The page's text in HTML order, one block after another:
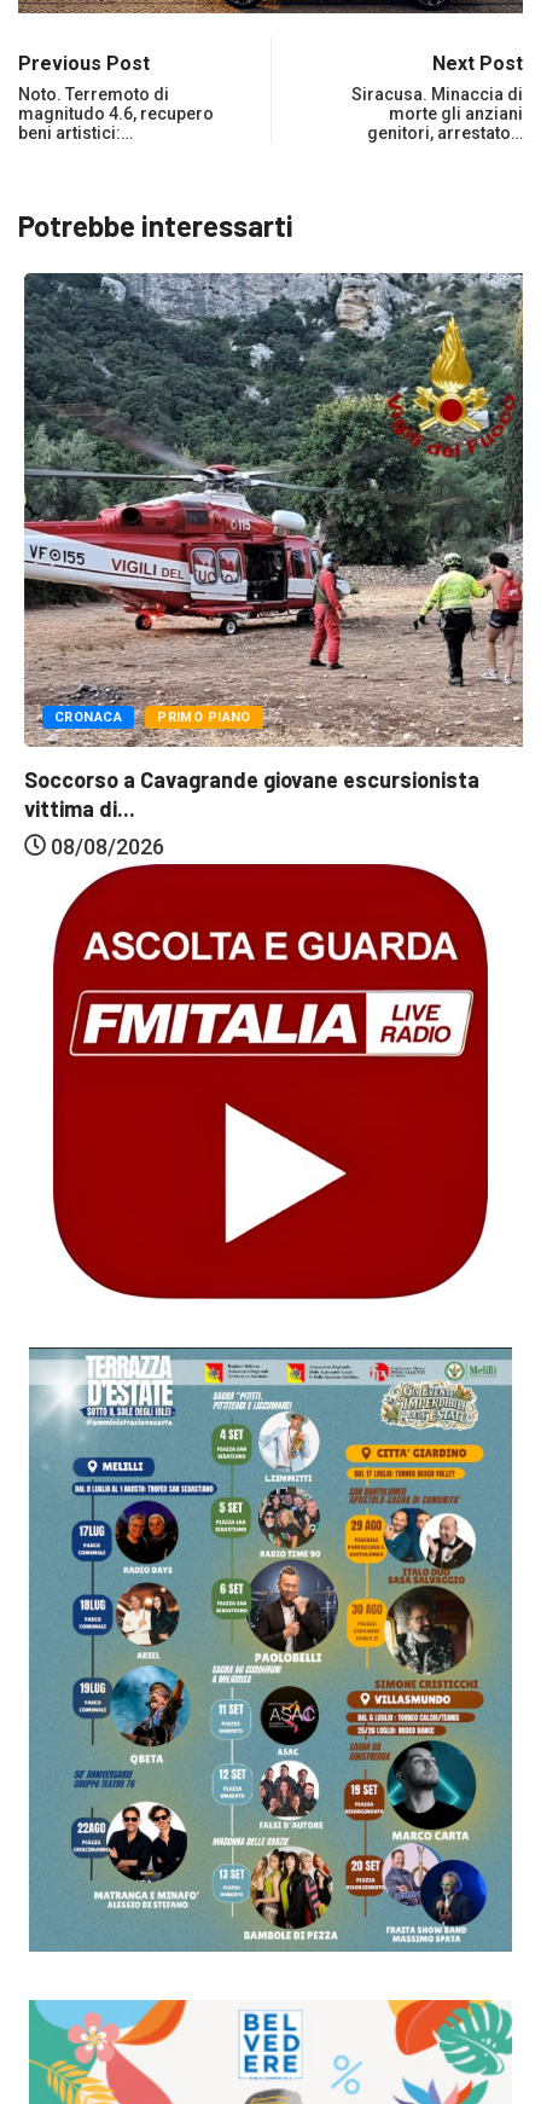
Previous Post
Noto. Terremoto di
magnitudo 4.6, recupero
beni artistici:…
Next Post
Siracusa. Minaccia di
morte gli anziani
genitori, arrestato…
Potrebbe interessarti
CRONACA PRIMO PIANO
Soccorso a Cavagrande giovane escursionista
vittima di...
08/08/2026